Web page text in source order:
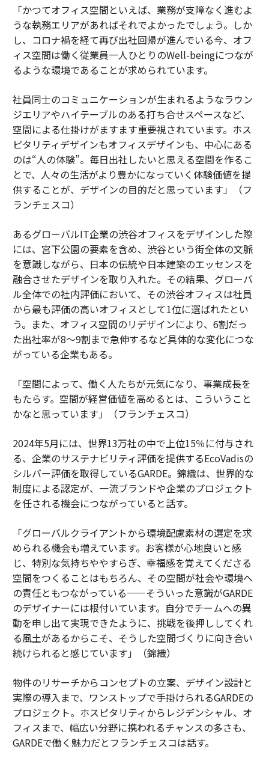
「かつてオフィス空間といえば、業務が支障なく進むよ
うな執務エリアがあればそれでよかったでしょう。しか
し、コロナ禍を経て再び出社回帰が進んでいる今、オフ
ィス空間は働く従業員一人ひとりのWell-beingにつなが
るような環境であることが求められています。
社員同士のコミュニケーションが生まれるようなラウン
ジエリアやハイテーブルのある打ち合せスペースなど、
空間による仕掛けがますます重要視されています。ホス
ピタリティデザインもオフィスデザインも、中心にある
のは“人の体験”。毎日出社したいと思える空間を作るこ
とで、人々の生活がより豊かになっていく体験価値を提
供することが、デザインの目的だと思っています」（フ
ランチェスコ）
あるグローバルIT企業の渋谷オフィスをデザインした際
には、宮下公園の要素を含め、渋谷という街全体の文脈
を意識しながら、日本の伝統や日本建築のエッセンスを
融合させたデザインを取り入れた。その結果、グローバ
ル全体での社内評価において、その渋谷オフィスは社員
から最も評価の高いオフィスとして1位に選ばれたとい
う。また、オフィス空間のリデザインにより、6割だっ
た出社率が8～9割まで急伸するなど具体的な変化につな
がっている企業もある。
「空間によって、働く人たちが元気になり、事業成長を
もたらす。空間が経営価値を高めるとは、こういうこと
かなと思っています」（フランチェスコ）
2024年5月には、世界13万社の中で上位15％に付与され
る、企業のサステナビリティ評価を提供するEcoVadisの
シルバー評価を取得しているGARDE。錦織は、世界的な
制度による認定が、一流ブランドや企業のプロジェクト
を任される機会につながっていると話す。
「グローバルクライアントから環境配慮素材の選定を求
められる機会も増えています。お客様が心地良いと感
じ、特別な気持ちややすらぎ、幸福感を覚えてくださる
空間をつくることはもちろん、その空間が社会や環境へ
の責任ともつながっている——そういった意識がGARDE
のデザイナーには根付いています。自分でチームへの異
動を申し出て実現できたように、挑戦を後押ししてくれ
る風土があるからこそ、そうした空間づくりに向き合い
続けられると感じています」（錦織）
物件のリサーチからコンセプトの立案、デザイン設計と
実際の導入まで、ワンストップで手掛けられるGARDEの
プロジェクト。ホスピタリティからレジデンシャル、オ
フィスまで、幅広い分野に携われるチャンスの多さも、
GARDEで働く魅力だとフランチェスコは話す。